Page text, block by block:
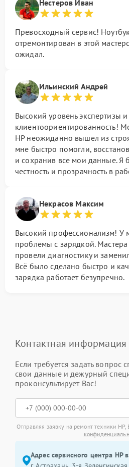
Нестеров Иван
Превосходный сервис!
отремонтирован в этой
ожидал.
Ильинский Андрей
Высокий уровень экспертизы и
клиентоориентированность!
HP неожиданно вышел из
мне быстро помогли,
и сохранив все мои данные. Я
честность и прозрачность в
Некрасов Максим
Высокий профессионализм! У
проблемы с зарядкой. Мастера
провели диагностику и
Всё было сделано быстро и
зарядка работает безупречно.
Контактная информация
Если требуется задать вопрос
свои данные и дежурный
проконсультирует Вас!
Отправляя заявку на ремонт техники HP,
Адрес сервисного центра HP